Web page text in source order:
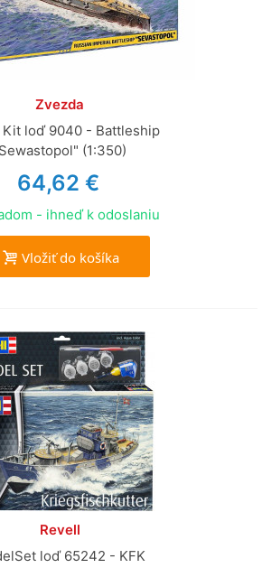
Zvezda
Kit loď 9040 - Battleship
(1:350)
64,62 €
- ihneď k odoslaniu
Vložiť do košíka
Revell
loď 65242 - KFK